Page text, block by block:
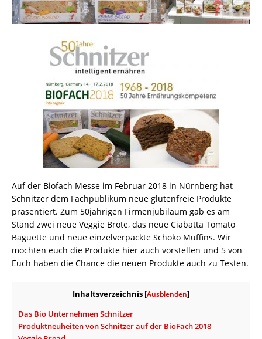
Auf der Biofach Messe im Februar 2018 in Nürnberg hat
Schnitzer dem Fachpublikum neue glutenfreie Produkte
präsentiert. Zum 50jährigen Firmenjubiläum gab es am
Stand zwei neue Veggie Brote, das neue Ciabatta Tomato
Baguette und neue einzelverpackte Schoko Muffins. Wir
möchten euch die Produkte hier auch vorstellen und 5 von
Euch haben die Chance die neuen Produkte auch zu Testen.
Inhaltsverzeichnis [Ausblenden]
Das Bio Unternehmen Schnitzer
Produktneuheiten von Schnitzer auf der BioFach 2018